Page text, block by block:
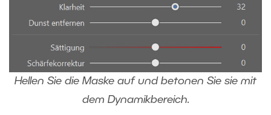
Hellen Sie die Maske auf und betonen Sie sie mit
dem Dynamikbereich.